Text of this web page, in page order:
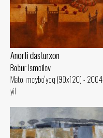
Anorli dasturxon
Bobur Ismoilov
Mato, moybo‘yoq (90x120) - 2004
yil